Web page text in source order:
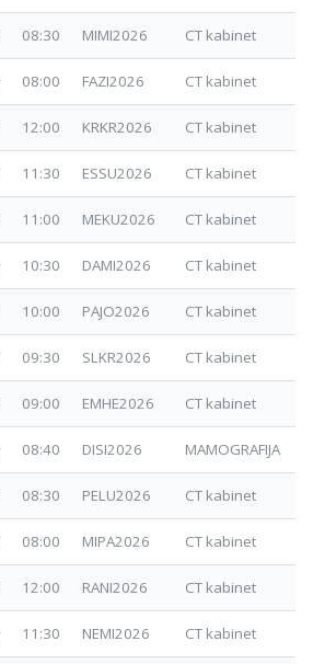
08:30 MIMI2026 CT kabinet
08:00 FAZI2026 CT kabinet
12:00 KRKR2026 CT kabinet
11:30 ESSU2026 CT kabinet
11:00 MEKU2026 CT kabinet
10:30 DAMI2026 CT kabinet
10:00 PAJO2026 CT kabinet
09:30 SLKR2026 CT kabinet
09:00 EMHE2026 CT kabinet
08:40 DISI2026 MAMOGRAFIJA
08:30 PELU2026 CT kabinet
08:00 MIPA2026 CT kabinet
12:00 RANI2026 CT kabinet
11:30 NEMI2026 CT kabinet